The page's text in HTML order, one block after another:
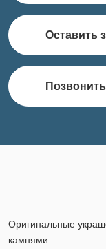
Оставить
Позвонить
Оригинальные
камнями